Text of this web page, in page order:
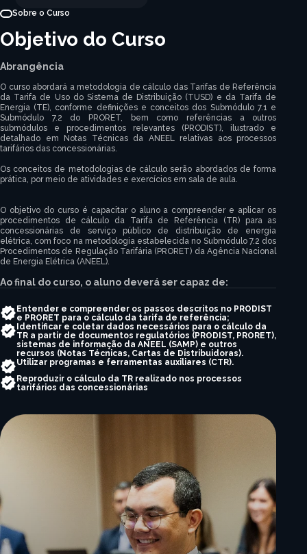
Sobre o Curso
Objetivo do Curso
Abrangência
O curso abordará a metodologia de cálculo das Tarifas de Referência
da Tarifa de Uso do Sistema de Distribuição (TUSD) e da Tarifa de
Energia (TE), conforme definições e conceitos dos Submódulo 7.1 e
Submódulo 7.2 do PRORET, bem como referências a outros
submódulos e procedimentos relevantes (PRODIST), ilustrado e
detalhado em Notas Técnicas da ANEEL relativas aos processos
tarifários das concessionárias.
Os conceitos de metodologias de cálculo serão abordados de forma
prática, por meio de atividades e exercícios em sala de aula.
O objetivo do curso é capacitar o aluno a compreender e aplicar os
procedimentos de cálculo da Tarifa de Referência (TR) para as
concessionárias de serviço público de distribuição de energia
elétrica, com foco na metodologia estabelecida no Submódulo 7.2 dos
Procedimentos de Regulação Tarifária (PRORET) da Agência Nacional
de Energia Elétrica (ANEEL).
Ao final do curso, o aluno deverá ser capaz de:
Entender e compreender os passos descritos no PRODIST
e PRORET para o cálculo da tarifa de referência;
Identificar e coletar dados necessários para o cálculo da
TR a partir de documentos regulatórios (PRODIST, PRORET),
sistemas de informação da ANEEL (SAMP) e outros
recursos (Notas Técnicas, Cartas de Distribuidoras).
Utilizar programas e ferramentas auxiliares (CTR).
Reproduzir o cálculo da TR realizado nos processos
tarifários das concessionárias